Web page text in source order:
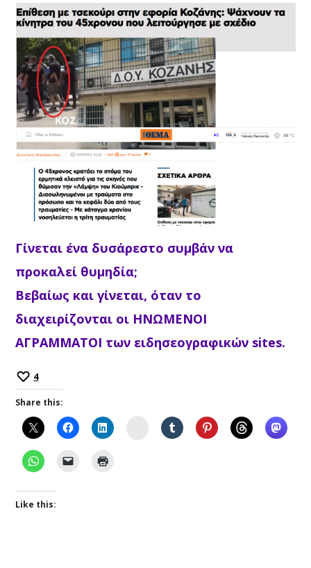
Γίνεται ένα δυσάρεστο συμβάν να
προκαλεί θυμηδία;
Βεβαίως και γίνεται, όταν το
διαχειρίζονται οι ΗΝΩΜΕΝΟΙ
ΑΓΡΑΜΜΑΤΟΙ των ειδησεογραφικών sites.
4
Share this:
Instagram
Like this: